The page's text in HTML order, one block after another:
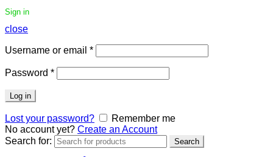
Sign in
close
Username or email *
Password *
Log in
Lost your password?
Remember me
No account yet? Create an Account
Search for:
Search